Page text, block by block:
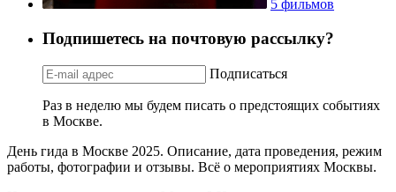
5 фильмов
Подпишетесь на почтовую рассылку?
Подписаться
Раз в неделю мы будем писать о предстоящих событиях
в Москве.
День гида в Москве 2025. Описание, дата проведения, режим
работы, фотографии и отзывы. Всё о мероприятиях Москвы.